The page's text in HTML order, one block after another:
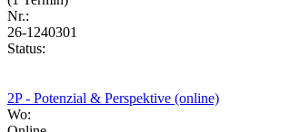
Nr.:
26-1240301
Status:
2P - Potenzial & Perspektive (online)
Wo: